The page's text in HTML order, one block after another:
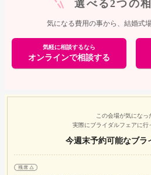
選べる2つの
気になる費用の事から、結婚式
気軽に相談するなら
オンラインで相談する
この会場が気になっ
実際にブライダルフェアに行
今週末予約可能なブラ